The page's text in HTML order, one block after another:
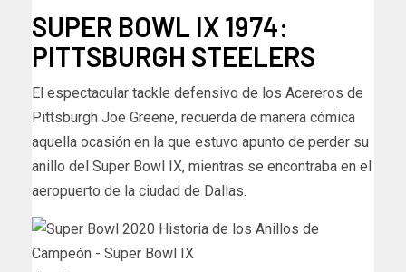
SUPER BOWL IX 1974:
PITTSBURGH STEELERS
El espectacular tackle defensivo de los Acereros de
Pittsburgh Joe Greene, recuerda de manera cómica
aquella ocasión en la que estuvo apunto de perder su
anillo del Super Bowl IX, mientras se encontraba en el
aeropuerto de la ciudad de Dallas.